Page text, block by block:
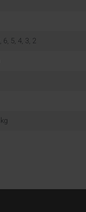
6, 5, 4, 3, 2